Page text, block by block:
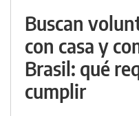
Buscan
con casa y
Brasil: qué
cumplir